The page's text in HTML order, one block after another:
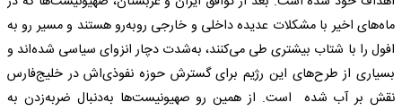
ماه‌های اخیر با مشکلات عدیده داخلی و خارجی روبه‌رو هستند و مسیر رو به
افول را با شتاب بیشتری طی می‌کنند، به‌شدت دچار انزوای سیاسی شده‌اند و
بسیاری از طرح‌های این رژیم برای گسترش حوزه نفوذی‌اش در خلیج‌فارس
نقش بر آب شده است. از همین رو صهیونیست‌ها به‌دنبال ضربه‌زدن به